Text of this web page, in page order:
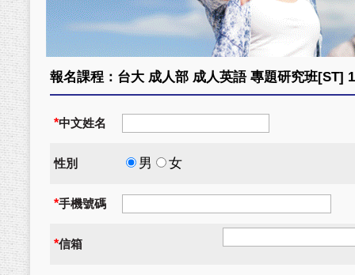
報名課程：台大 成人部 成人英語 專題研究班[ST]
*中文姓名
性別 男 女
*手機號碼
*信箱